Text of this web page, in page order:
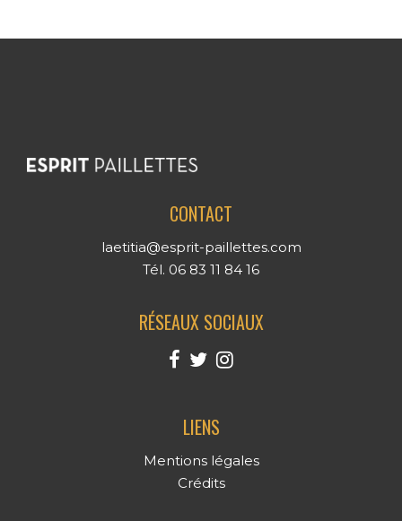
CONTACT
laetitia@esprit-paillettes.com
Tél. 06 83 11 84 16
RÉSEAUX SOCIAUX
LIENS
Mentions légales
Crédits